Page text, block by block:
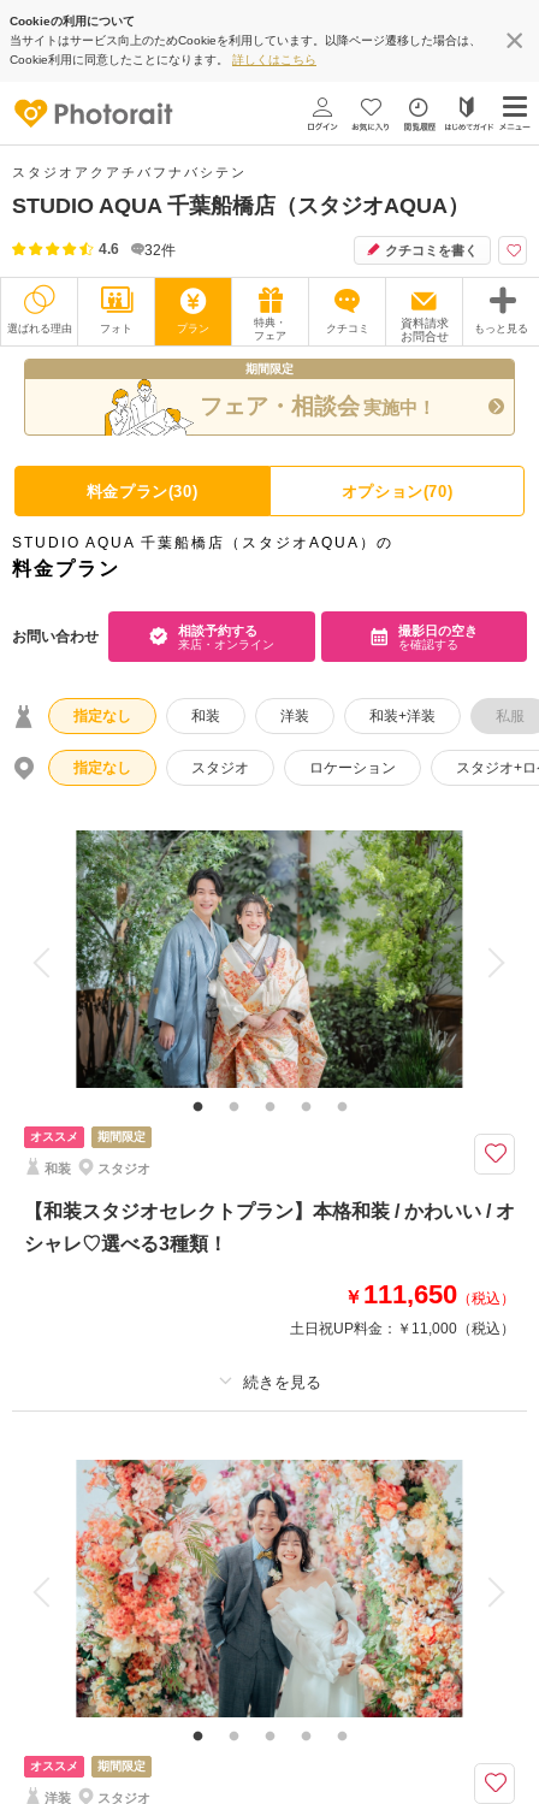
Cookieの利用について
当サイトはサービス向上のためCookieを利用しています。以降ページ遷移した場合は、
Cookie利用に同意したことになります。 詳しくはこちら
スタジオアクアチバフナバシテン
STUDIO AQUA 千葉船橋店（スタジオAQUA）
4.6 32件 クチコミを書く
選ばれる理由 フォト プラン
特典・
フェア
クチコミ
資料請求
お問合せ
もっと見る
ムービー
オプション ブログ
アクセス/TEL スタジオトップ
こだわりポイント
ペットと撮影 家族・友人と撮影
ガーデンでの撮影 チャペルでの撮影
海での撮影 自慢の修正技術
マタニティフォト
スタジオでの撮影
豊富なカラードレス
豊富なドレス
庭園での撮影
3万円以下のプラン
期間限定
フェア・相談会 実施中！
料金プラン(30) オプション(70)
STUDIO AQUA 千葉船橋店（スタジオAQUA）の
料金プラン
お問い合わせ 相談予約する
来店・オンライン
撮影日の空き
を確認する
指定なし 和装 洋装 和装+洋装 私服
指定なし スタジオ ロケーション スタジオ+
オススメ 期間限定
和装 スタジオ
【和装スタジオセレクトプラン】本格和装 / かわいい / オ
シャレ♡選べる3種類！
￥ 111,650 （税込）
土日祝UP料金： ￥11,000 （税込）
撮影料 新婦衣装1着 新郎衣装1着
着付け ヘアメイク 小物一式
アルバム データ 150 カット 台紙付写真
衣装追加 会食 挙式
家族と撮影 家族用衣装レンタル ペットと撮影
その他含むもの
ヘアメイクアテンド / ライブレタッチ
シンプルさがお二人を輝かせるスタジオPLUS
オススメ 期間限定
洋装 スタジオ